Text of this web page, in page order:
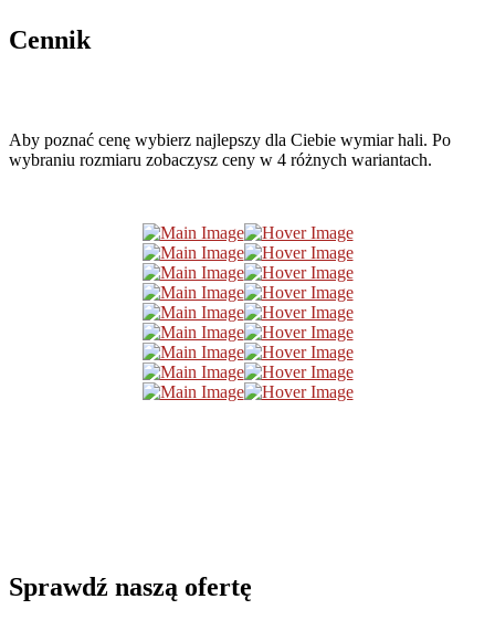
Cennik
Aby poznać cenę wybierz najlepszy dla Ciebie wymiar hali. Po
wybraniu rozmiaru zobaczysz ceny w 4 różnych wariantach.
Sprawdź naszą ofertę